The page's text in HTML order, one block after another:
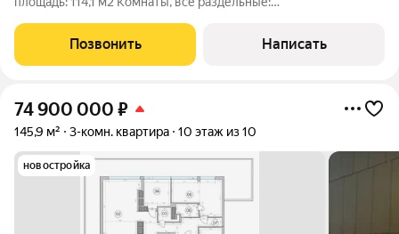
потолков: 3 м Просторная квартира с удобной планировкой:
все помещения правильной квадратной или
Позвонить Написать
74 900 000 ₽
145,9 м² 3-комн. квартира 10 этаж из 10
новостройка